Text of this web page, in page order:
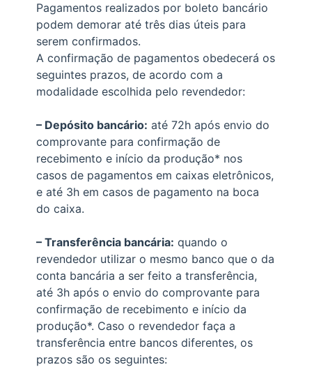
Pagamentos realizados por boleto bancário
podem demorar até três dias úteis para
serem confirmados.
A confirmação de pagamentos obedecerá os
seguintes prazos, de acordo com a
modalidade escolhida pelo revendedor:
– Depósito bancário: até 72h após envio do
comprovante para confirmação de
recebimento e início da produção* nos
casos de pagamentos em caixas eletrônicos,
e até 3h em casos de pagamento na boca
do caixa.
– Transferência bancária: quando o
revendedor utilizar o mesmo banco que o da
conta bancária a ser feito a transferência,
até 3h após o envio do comprovante para
confirmação de recebimento e início da
produção*. Caso o revendedor faça a
transferência entre bancos diferentes, os
prazos são os seguintes: